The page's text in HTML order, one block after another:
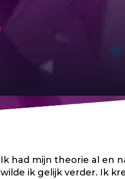
Ik had mijn theorie al en
wilde ik gelijk verder. Ik